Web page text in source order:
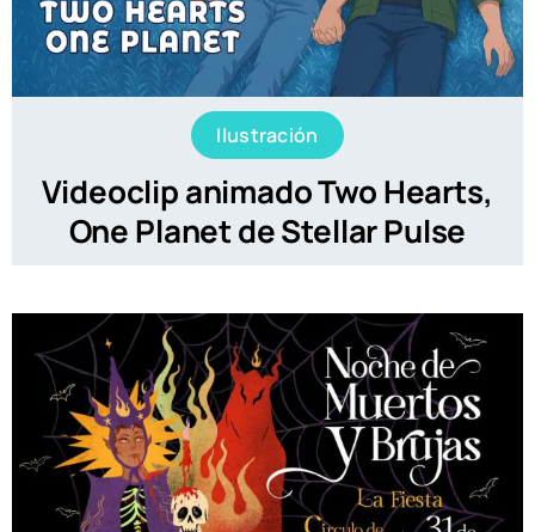
Ilustración
Videoclip animado Two Hearts,
One Planet de Stellar Pulse